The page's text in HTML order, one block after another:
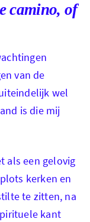
camino, of
van de
wel
is die mij
als een gelovig
kerken en
te zitten, na
kant